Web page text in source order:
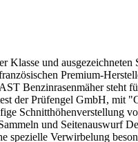
Klasse und
Premium-
Benzinrasenmäher
der Prüfengel GmbH, mit
Schnitthöhenverstellung
und Seitenauswurf
Verwirbelung